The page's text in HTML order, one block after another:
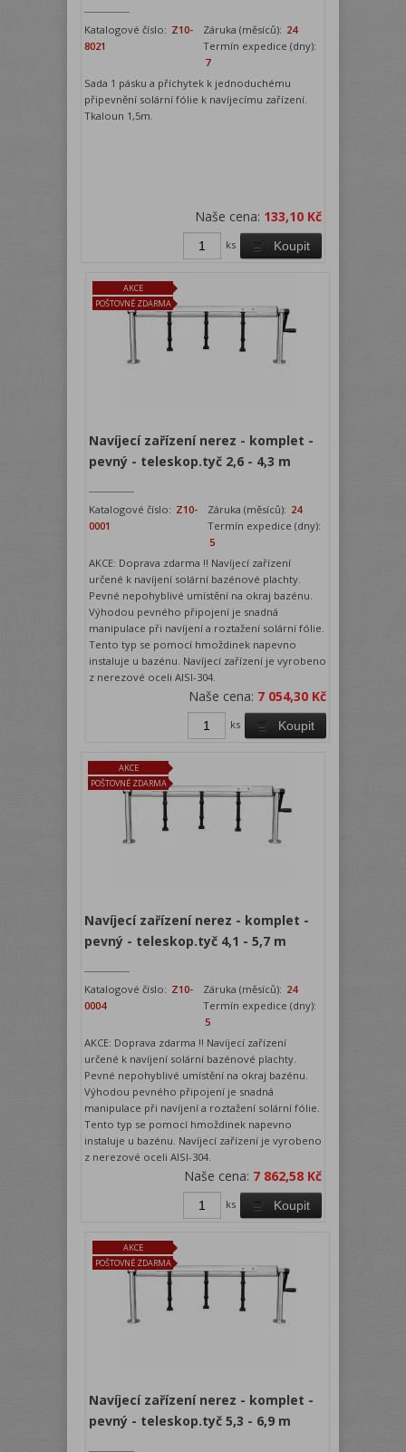
Katalogové číslo: Z10-
8021
Záruka (měsíců): 24
Termín expedice (dny):
7
Sada 1 pásku a příchytek k jednoduchému
připevnění solární fólie k navíjecímu zařízení.
Tkaloun 1,5m.
Naše cena: 133,10 Kč
Koupit
ks
AKCE
POŠTOVNÉ ZDARMA
Navíjecí zařízení nerez - komplet -
pevný - teleskop.tyč 2,6 - 4,3 m
Katalogové číslo: Z10-
0001
Záruka (měsíců): 24
Termín expedice (dny):
5
AKCE: Doprava zdarma !! Navíjecí zařízení
určené k navíjení solární bazénové plachty.
Pevné nepohyblivé umístění na okraj bazénu.
Výhodou pevného připojení je snadná
manipulace při navíjení a roztažení solární fólie.
Tento typ se pomocí hmoždinek napevno
instaluje u bazénu. Navíjecí zařízení je vyrobeno
z nerezové oceli AISI-304.
Naše cena: 7 054,30 Kč
Koupit
ks
AKCE
POŠTOVNÉ ZDARMA
Navíjecí zařízení nerez - komplet -
pevný - teleskop.tyč 4,1 - 5,7 m
Katalogové číslo: Z10-
0004
Záruka (měsíců): 24
Termín expedice (dny):
5
AKCE: Doprava zdarma !! Navíjecí zařízení
určené k navíjení solární bazénové plachty.
Pevné nepohyblivé umístění na okraj bazénu.
Výhodou pevného připojení je snadná
manipulace při navíjení a roztažení solární fólie.
Tento typ se pomocí hmoždinek napevno
instaluje u bazénu. Navíjecí zařízení je vyrobeno
z nerezové oceli AISI-304.
Naše cena: 7 862,58 Kč
Koupit
ks
AKCE
POŠTOVNÉ ZDARMA
Navíjecí zařízení nerez - komplet -
pevný - teleskop.tyč 5,3 - 6,9 m